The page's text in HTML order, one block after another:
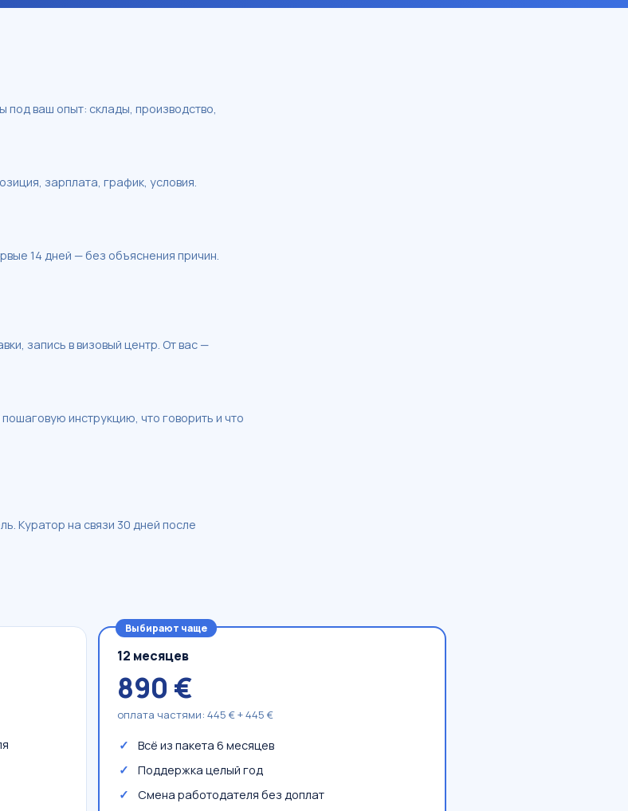
под ваш опыт: склады, производство,
зарплата, график, условия.
14 дней — без объяснения причин.
запись в визовый центр. От вас —
инструкцию, что говорить и что
Куратор на связи 30 дней после
Выбирают чаще
12 месяцев
890 €
оплата частями: 445 € + 445 €
Всё из пакета 6 месяцев
Поддержка целый год
Смена работодателя без доплат